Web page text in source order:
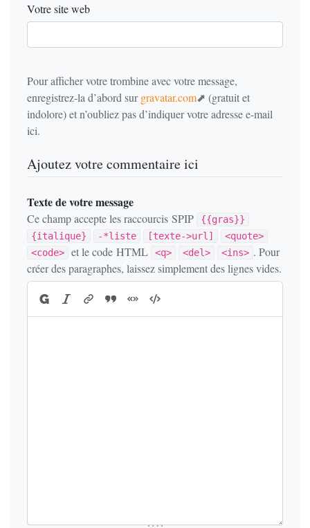
Votre site web
Pour afficher votre trombine avec votre message,
enregistrez-la d’abord surgravatar.com
(gratuit et
indolore) et n’oubliez pas d’indiquer votre adresse e-mail
ici.
Ajoutez votre commentaire ici
Texte de votre message
Ce champ accepte les raccourcis SPIP
{{gras}}
{italique}
-*liste [texte->url]
<quote>
<code>
et le code HTML <q> <del> <ins> . Pour
créer des paragraphes, laissez simplement des lignes vides.